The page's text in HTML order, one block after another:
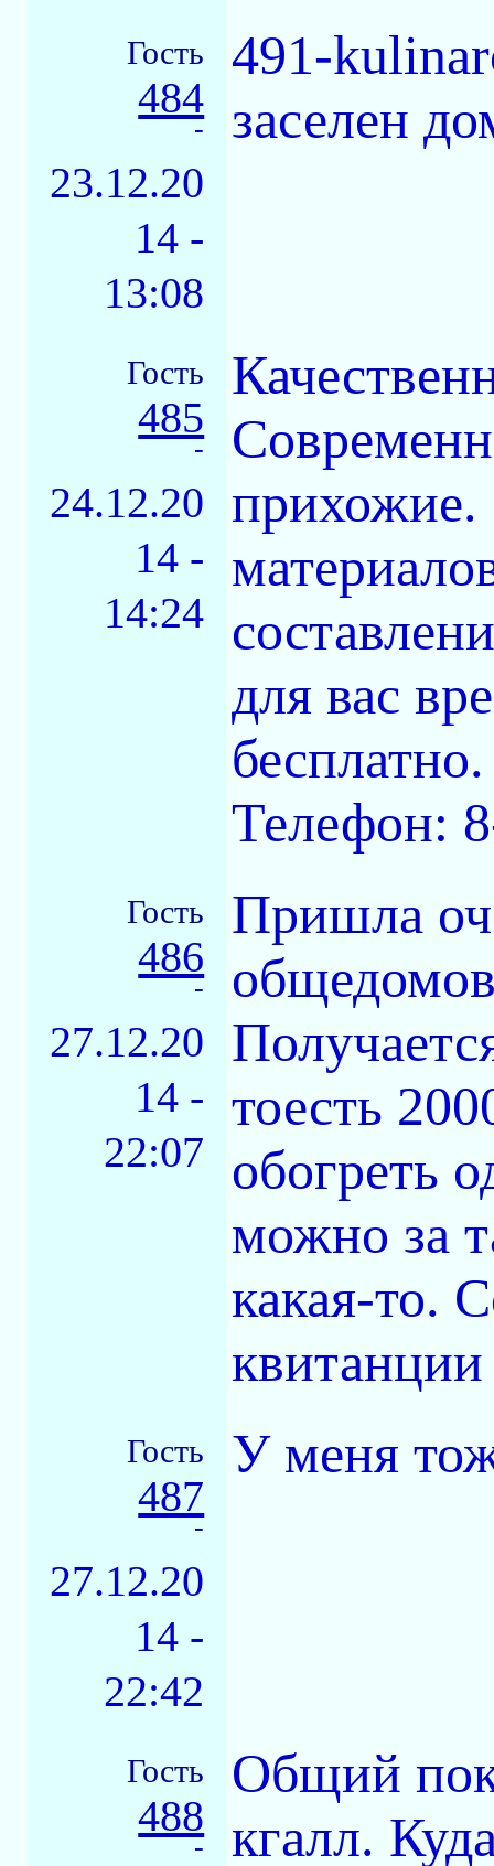
Гость
484
-
23.12.20
14 -
13:08
491-
заселен
Гость
485
-
24.12.20
14 -
14:24
для вас
Телефон:
Гость
486
-
27.12.20
14 -
22:07
Пришла
тоесть
обогреть
можно за
какая-то.
Гость
487
-
27.12.20
14 -
22:42
У меня
Гость
488
-
Общий
кгалл.